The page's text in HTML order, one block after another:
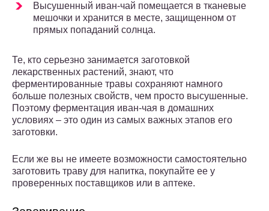
Высушенный иван-чай помещается в тканевые
мешочки и хранится в месте, защищенном от
прямых попаданий солнца.
Те, кто серьезно занимается заготовкой
лекарственных растений, знают, что
ферментированные травы сохраняют намного
больше полезных свойств, чем просто высушенные.
Поэтому ферментация иван-чая в домашних
условиях – это один из самых важных этапов его
заготовки.
Если же вы не имеете возможности самостоятельно
заготовить траву для напитка, покупайте ее у
проверенных поставщиков или в аптеке.